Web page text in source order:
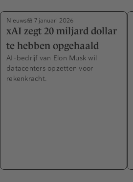
Nieuws 7 januari 2026
xAI zegt 20 miljard dollar
te hebben opgehaald
AI-bedrijf van Elon Musk wil
datacenters opzetten voor
rekenkracht.